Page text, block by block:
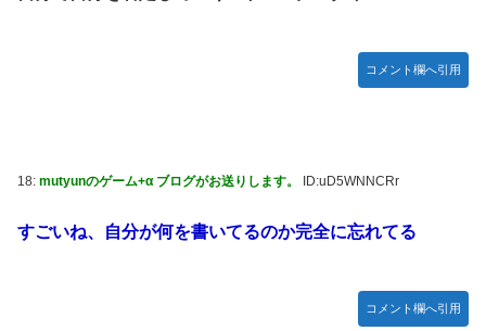
コメント欄へ引用
18: mutyunのゲーム+α ブログがお送りします。 ID:uD5WNNCRr
すごいね、自分が何を書いてるのか完全に忘れてる
コメント欄へ引用